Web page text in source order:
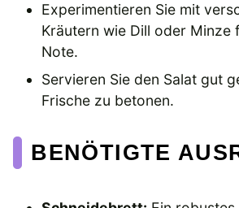
Experimentieren Sie mit
Kräutern wie Dill oder Minze
Note.
Servieren Sie den Salat gut
Frische zu betonen.
BENÖTIGTE